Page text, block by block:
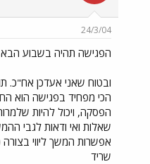
24/3/04
הפגישה תהיה בשבוע הבא
ובטוח שאני אעדכן אח"כ.
הכי מפחיד בפגישה הוא
הפסקה, ויכול להיות
שאלות ואי ודאות לגבי
אפשרות המשך ליווי
שריד